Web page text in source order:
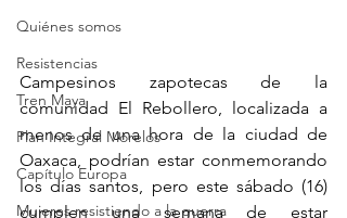
Quiénes somos
Resistencias
Tren Maya
Plan Integral Morelos
Capítulo Europa
Mujeres resistiendo a la guerra
Campesinos zapotecas de la
comunidad El Rebollero, localizada a
menos de una hora de la ciudad de
Oaxaca, podrían estar conmemorando
los días santos, pero este sábado (16)
cumplen una semana de estar